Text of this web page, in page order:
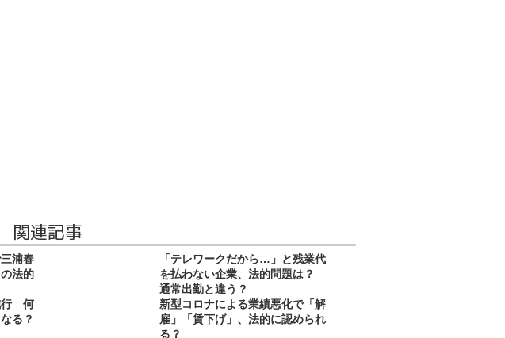
関連記事
浦春
法的
「テレワークだから…」と残業代
を払わない企業、法的問題は？
通常出勤と違う？
行 何
る？
新型コロナによる業績悪化で「解
雇」「賃下げ」、法的に認められ
る？